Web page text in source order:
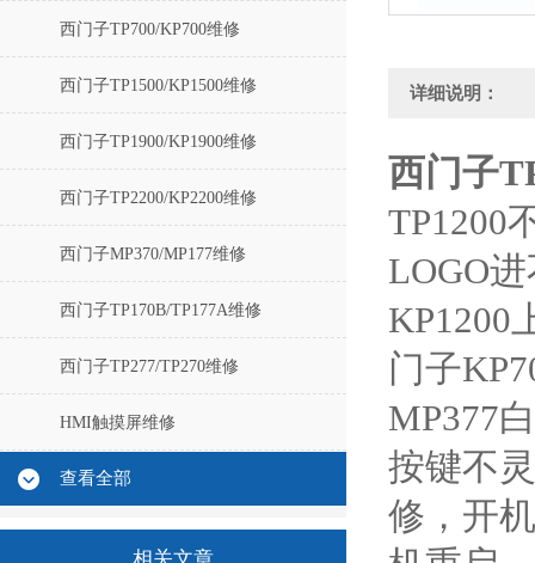
西门子TP700/KP700维修
西门子TP1500/KP1500维修
西门子TP1900/KP1900维修
西门子TP2200/KP2200维修
西门子MP370/MP177维修
西门子TP170B/TP177A维修
西门子TP277/TP270维修
HMI触摸屏维修
查看全部
详细说明：
西门子
TP1200
LOGO
KP1200
门子
MP377
按键不
修，开